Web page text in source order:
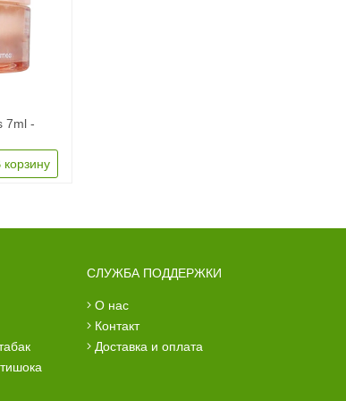
7ml -
корзину
СЛУЖБА ПОДДЕРЖКИ
о нас
контакт
доставка и оплата